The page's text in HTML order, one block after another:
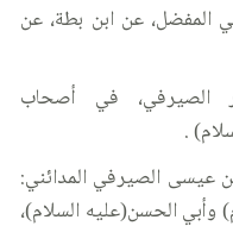
المفضل، عن ابن بطة، عن
الصيرفي، في أصحاب
.
عيسى الصيرفي المدائني:
وأبي الحسن(عليه السلام)،